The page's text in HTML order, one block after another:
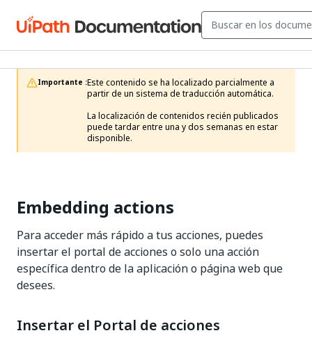
Importante :Este contenido se ha localizado parcialmente a
partir de un sistema de traducción automática.
La localización de contenidos recién publicados
puede tardar entre una y dos semanas en estar
disponible.
Embedding actions
Para acceder más rápido a tus acciones, puedes
insertar el portal de acciones o solo una acción
específica dentro de la aplicación o página web que
desees.
Insertar el Portal de acciones